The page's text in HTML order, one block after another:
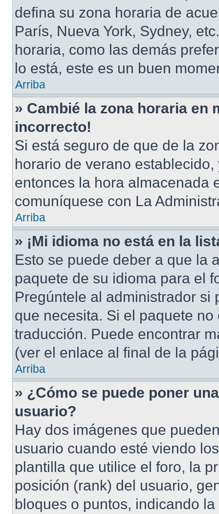
defina su zona horaria de
París, Nueva York, Sydney,
horaria, como las demás
lo está, este es un buen
Arriba
» Cambié la zona horaria en
incorrecto!
Si está seguro de que de la
horario de verano
entonces la hora almacenada
comuníquese con La
Arriba
» ¡Mi idioma no está en la
Esto se puede deber a que la
paquete de su idioma para el
Pregúntele al administrador si
que necesita. Si el paquete
traducción. Puede encontrar
(ver el enlace al final de la
Arriba
» ¿Cómo se puede poner
usuario?
Hay dos imágenes que
usuario cuando esté viendo
plantilla que utilice el foro, la
posición (rank) del usuario,
bloques o puntos, indicando